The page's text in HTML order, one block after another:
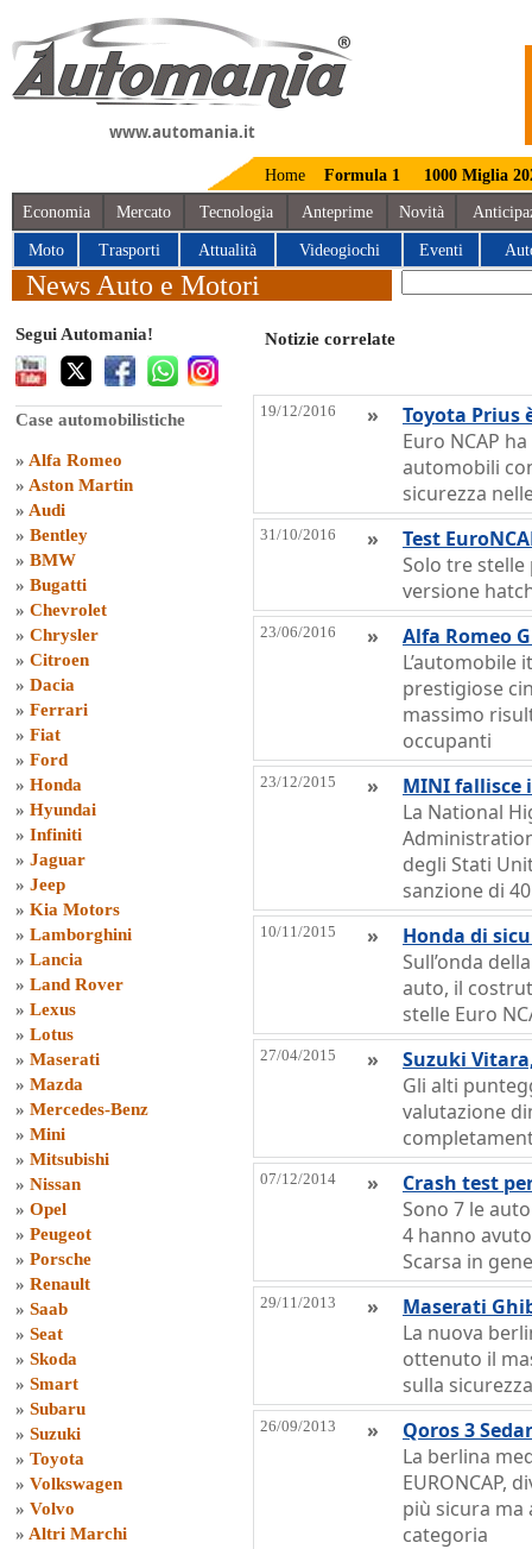
www.automania.it
Home Formula 1 1000 Miglia
Economia Mercato Tecnologia Anteprime Novità
Moto Trasporti Attualità Videogiochi Eventi
News Auto e Motori
Segui Automania!
Case automobilistiche
» Alfa Romeo
» Aston Martin
» Audi
» Bentley
» BMW
» Bugatti
» Chevrolet
» Chrysler
» Citroen
» Dacia
» Ferrari
» Fiat
» Ford
» Honda
» Hyundai
» Infiniti
» Jaguar
» Jeep
» Kia Motors
» Lamborghini
» Lancia
» Land Rover
» Lexus
» Lotus
» Maserati
» Mazda
» Mercedes-Benz
» Mini
» Mitsubishi
» Nissan
» Opel
» Peugeot
» Porsche
» Renault
» Saab
» Seat
» Skoda
» Smart
» Subaru
» Suzuki
» Toyota
» Volkswagen
» Volvo
» Altri Marchi
Notizie correlate
19/12/2016 »
Toyota Prius
Euro NCAP
automobili
sicurezza
31/10/2016 »
Test
Solo tre
versione
23/06/2016 »
Alfa Romeo
L’automobile
prestigiose
massimo
occupanti
23/12/2015 »
MINI fallisce
La National
degli Stati
sanzione di
10/11/2015 »
Honda di
Sull’onda
auto, il
stelle Euro
27/04/2015 »
Suzuki
Gli alti
valutazione
07/12/2014 »
Crash test
Sono 7 le
4 hanno
Scarsa in
29/11/2013 »
Maserati
La nuova
ottenuto il
sulla
26/09/2013 »
Qoros 3
La berlina
EURONCAP,
più sicura
categoria